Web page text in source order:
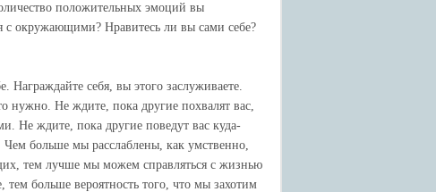
положительных эмоций вы
с окружающими? Нравитесь ли вы сами себе?
Награждайте себя, вы этого заслуживаете.
нужно. Не ждите, пока другие похвалят вас,
Не ждите, пока другие поведут вас куда-
Чем больше мы расслаблены, как умственно,
тем лучше мы можем справляться с жизнью
больше вероятность того, что мы захотим